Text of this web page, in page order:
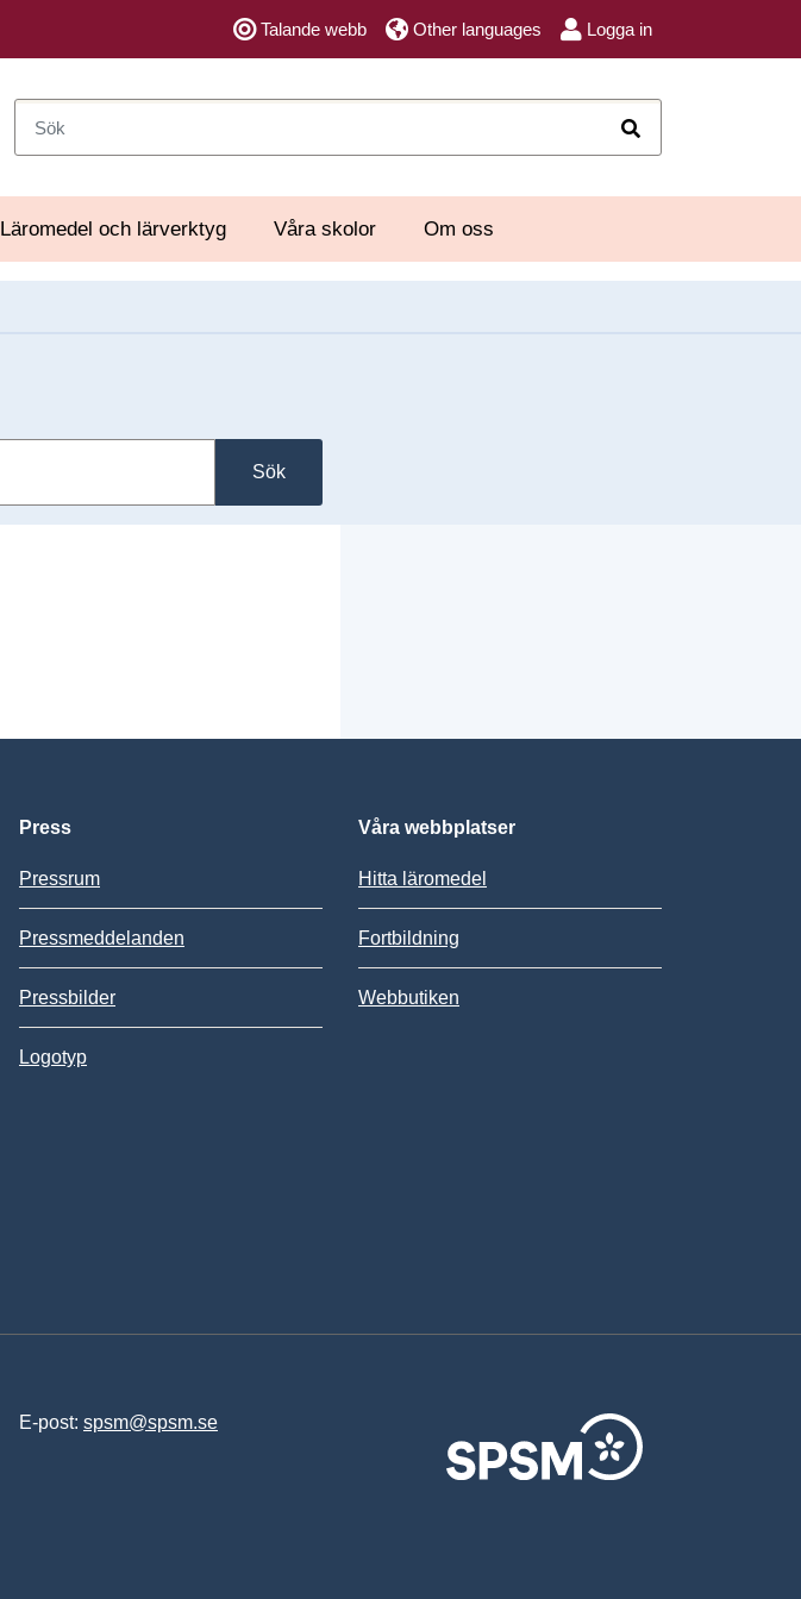
Talande webb Other languages Logga in
Läromedel och lärverktyg Våra skolor Om oss
Sök
Press
Pressrum
Pressmeddelanden
Pressbilder
Logotyp
Våra webbplatser
Hitta läromedel
Fortbildning
Webbutiken
E-post: spsm@spsm.se